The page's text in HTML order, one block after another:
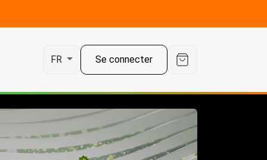
FR Se connecter